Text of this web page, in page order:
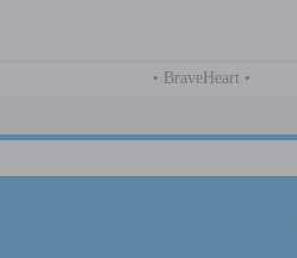
• BraveHeart •